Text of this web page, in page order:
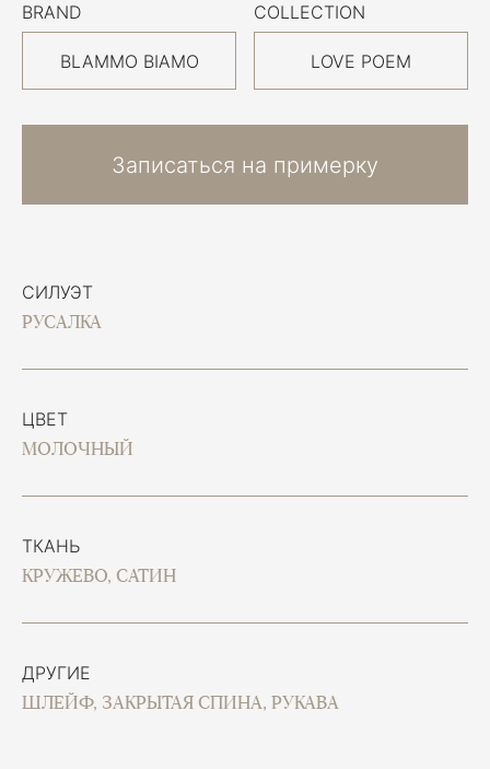
СИЛУЭТ
РУСАЛКА
ЦВЕТ
МОЛОЧНЫЙ
ТКАНЬ
КРУЖЕВО, САТИН
ДРУГИЕ
ШЛЕЙФ, ЗАКРЫТАЯ СПИНА, РУКАВА
BRAND
BLAMMO BIAMO
COLLECTION
LOVE POEM
Записаться на примерку